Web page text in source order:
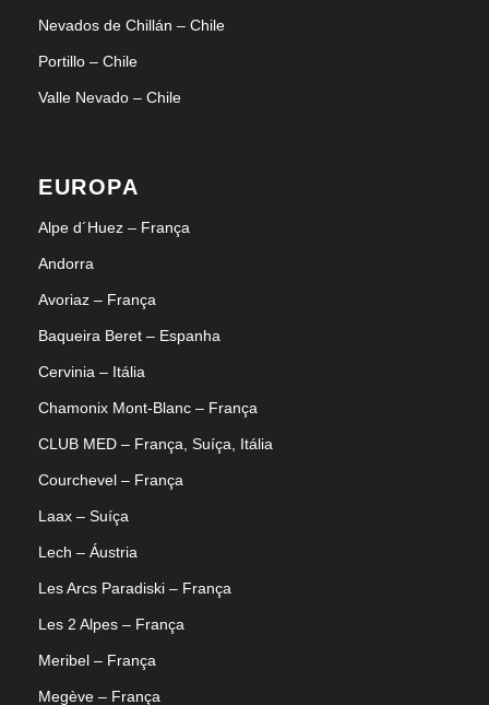
Nevados de Chillán – Chile
Portillo – Chile
Valle Nevado – Chile
EUROPA
Alpe d´Huez – França
Andorra
Avoriaz – França
Baqueira Beret – Espanha
Cervinia – Itália
Chamonix Mont-Blanc – França
CLUB MED – França, Suíça, Itália
Courchevel – França
Laax – Suíça
Lech – Áustria
Les Arcs Paradiski – França
Les 2 Alpes – França
Meribel – França
Megève – França